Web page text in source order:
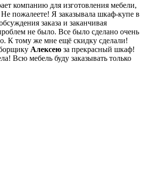
компанию для изготовления мебели,
пожалеете! Я заказывала шкаф-купе в
заказа и заканчивая
не было. Все было сделано очень
К тому же мне ещё скидку сделали!
Алексею за прекрасный шкаф!
Всю мебель буду заказывать только